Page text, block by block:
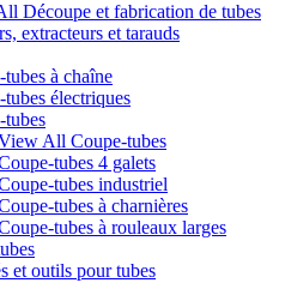
Découpe et fabrication de tubes
extracteurs et tarauds
tubes à chaîne
tubes électriques
tubes
All Coupe-tubes
tubes 4 galets
tubes industriel
tubes à charnières
tubes à rouleaux larges
et outils pour tubes